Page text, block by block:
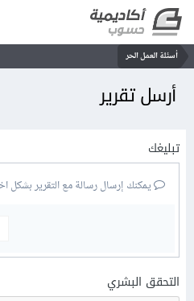
أسئلة العمل الحر
أرسل تقرير
تبليغك
يمكنك إرسال رسالة مع التقرير بشكل
التحقق البشري